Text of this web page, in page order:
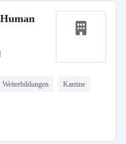
Weiterbildungen Kantine